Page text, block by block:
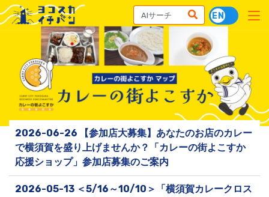
2026-06-26 【参加店大募集】あなたのお店のカレー
で横須賀を盛り上げませんか？「カレーの街よこすか
応援ショップ」参加店募集のご案内
2026-05-13 ＜5/16～10/10＞「横須賀カレークロス